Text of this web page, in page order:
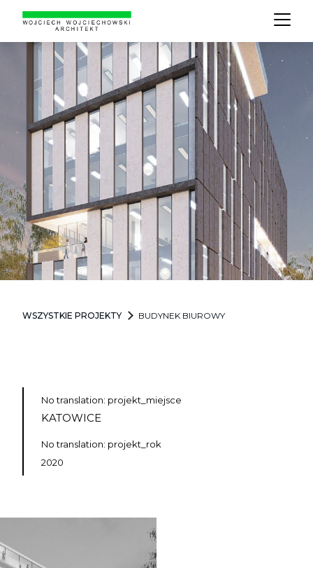
WSZYSTKIE PROJEKTY BUDYNEK BIUROWY
No translation: projekt_miejsce
KATOWICE
No translation: projekt_rok
2020